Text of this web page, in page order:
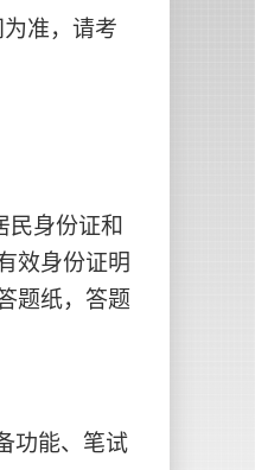
准，请考
民身份证和
效身份证明
题纸，答题
功能、笔试